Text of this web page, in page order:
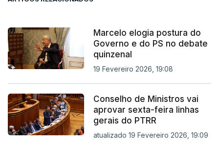
Marcelo elogia postura do
Governo e do PS no debate
quinzenal
19 Fevereiro 2026, 19:08
Conselho de Ministros vai
aprovar sexta-feira linhas
gerais do PTRR
atualizado 19 Fevereiro 2026, 19:09